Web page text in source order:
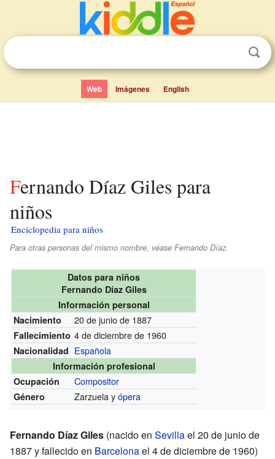
Web Imágenes English
Fernando Díaz Giles para
niños
Enciclopedia para niños
Para otras personas del mismo nombre, véase Fernando Díaz.
Datos para niños
Fernando Díaz Giles
Información personal
Nacimiento
20 de junio de 1887
Fallecimiento 4 de diciembre de 1960
Nacionalidad Española
Información profesional
Ocupación
Compositor
Género Zarzuela yópera
Fernando Díaz Giles (nacido en Sevillael 20 de junio de
1887 y fallecido en Barcelonael 4 de diciembre de 1960)